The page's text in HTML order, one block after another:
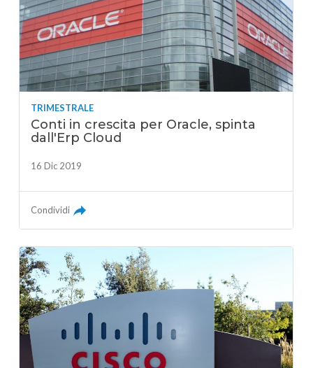
TRIMESTRALE
Conti in crescita per Oracle, spinta
dall'Erp Cloud
16 Dic 2019
Condividi